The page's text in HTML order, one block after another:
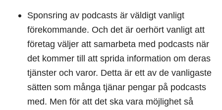
Sponsring av podcasts är väldigt vanligt
förekommande. Och det är oerhört vanligt att
företag väljer att samarbeta med podcasts när
det kommer till att sprida information om deras
tjänster och varor. Detta är ett av de vanligaste
sätten som många tjänar pengar på podcasts
med. Men för att det ska vara möjlighet så